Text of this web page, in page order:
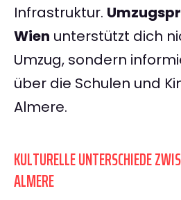
Infrastruktur.
Wien unterstützt dich
Umzug, sondern
über die Schulen und
Almere.
KULTURELLE UNTERSCHIEDE
ALMERE